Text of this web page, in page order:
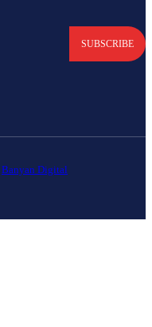
SUBSCRIBE
Banyan Digital